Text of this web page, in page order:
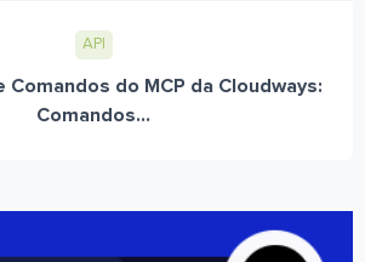
API
do MCP da Cloudways:
Comandos...